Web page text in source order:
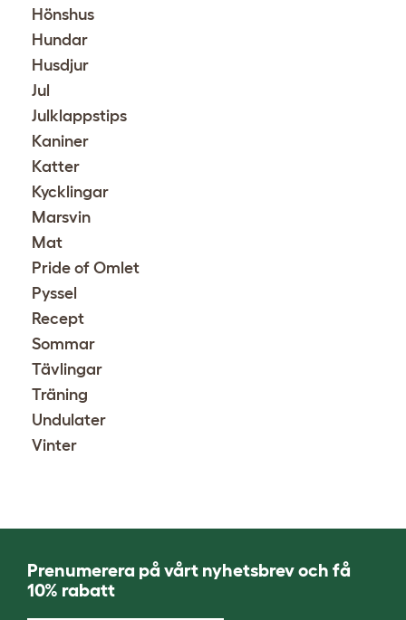
Hönshus
Hundar
Husdjur
Jul
Julklappstips
Kaniner
Katter
Kycklingar
Marsvin
Mat
Pride of Omlet
Pyssel
Recept
Sommar
Tävlingar
Träning
Undulater
Vinter
Prenumerera på vårt nyhetsbrev och få
10% rabatt